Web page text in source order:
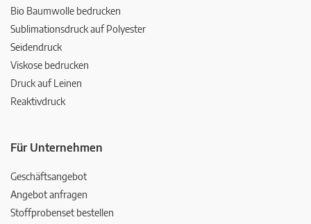
Bio Baumwolle bedrucken
Sublimationsdruck auf Polyester
Seidendruck
Viskose bedrucken
Druck auf Leinen
Reaktivdruck
Für Unternehmen
Geschäftsangebot
Angebot anfragen
Stoffprobenset bestellen